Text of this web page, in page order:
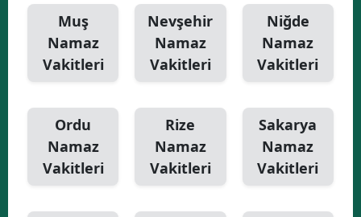
Muş
Namaz
Vakitleri
Nevşehir
Namaz
Vakitleri
Niğde
Namaz
Vakitleri
Ordu
Namaz
Vakitleri
Rize
Namaz
Vakitleri
Sakarya
Namaz
Vakitleri